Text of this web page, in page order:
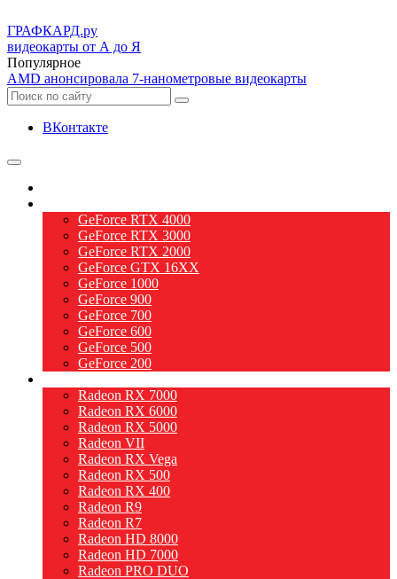
ГРАФКАРД.ру
видеокарты от А до Я
Популярное
AMD анонсировала 7-нанометровые видеокарты
ВКонтакте
GeForce RTX 4000
GeForce RTX 3000
GeForce RTX 2000
GeForce GTX 16XX
GeForce 1000
GeForce 900
GeForce 700
GeForce 600
GeForce 500
GeForce 200
Radeon RX 7000
Radeon RX 6000
Radeon RX 5000
Radeon VII
Radeon RX Vega
Radeon RX 500
Radeon RX 400
Radeon R9
Radeon R7
Radeon HD 8000
Radeon HD 7000
Radeon PRO DUO